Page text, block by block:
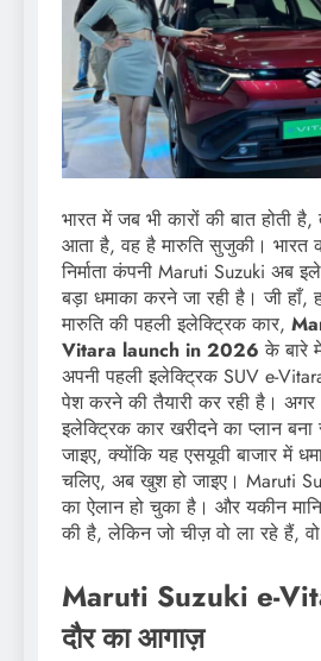
भारत में जब भी कारों की बात होती
आता है, वह है मारुति सुजुकी। भारत
निर्माता कंपनी Maruti Suzuki अब
बड़ा धमाका करने जा रही है। जी हाँ,
मारुति की पहली इलेक्ट्रिक कार,
Vitara launch in 2026 के बारे
अपनी पहली इलेक्ट्रिक SUV e-
पेश करने की तैयारी कर रही है।
इलेक्ट्रिक कार खरीदने का प्लान
जाइए, क्योंकि यह एसयूवी बाजार में
चलिए, अब खुश हो जाइए। Maruti
का ऐलान हो चुका है। और यकीन
की है, लेकिन जो चीज़ वो ला रहे हैं,
Maruti Suzuki e-
दौर का आगाज़